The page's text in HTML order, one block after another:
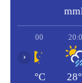
21:00
27°C
‹